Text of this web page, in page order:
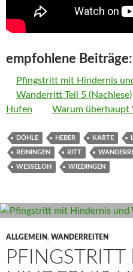
empfohlene Beiträge:
Pfingstritt mit Hindernis
Wanderritt Teil 5 (Nachlese)
Hufen
Warum überhaupt
DÖHLE HEBER KARTE
REININGEN RITT
WESSELOH WIEDINGEN
ALLGEMEIN, WANDERREITEN
PFINGSTRITT